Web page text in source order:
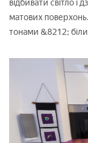
відбивати світло
матових
тонами &8212;